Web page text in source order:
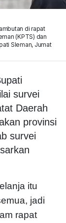
di rapat
(KPTS) dan
Sleman, Jumat
survei
Daerah
provinsi
survei
itu
jadi
rapat